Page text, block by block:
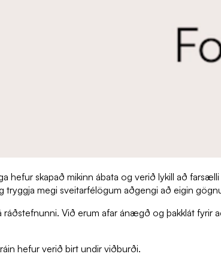
hefur skapað mikinn ábata og verið lykill að
megi sveitarfélögum aðgengi að eigin
Við erum afar ánægð og þakklát fyrir
hefur verið birt undir viðburði.